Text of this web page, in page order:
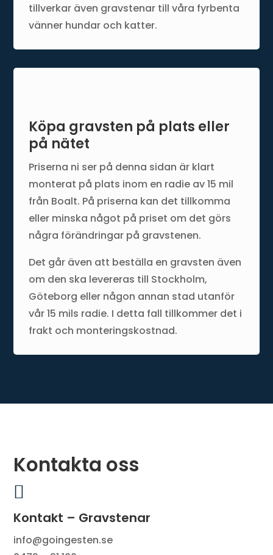
tillverkar även gravstenar till våra fyrbenta
vänner hundar och katter.
Köpa gravsten på plats eller
på nätet
Priserna ni ser på denna sidan är klart
monterat på plats inom en radie av 15 mil
från Boalt. På priserna kan det tillkomma
eller minska något på priset om det görs
några förändringar på gravstenen.
Det går även att beställa en gravsten även
om den ska levereras till Stockholm,
Göteborg eller någon annan stad utanför
vår 15 mils radie. I detta fall tillkommer det i
frakt och monteringskostnad.
Kontakta oss

Kontakt – Gravstenar
info@goingesten.se